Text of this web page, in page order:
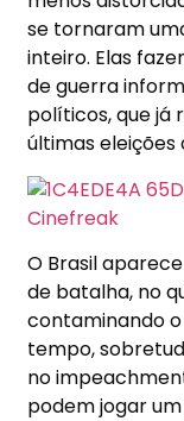
se tornaram
inteiro. Elas
de guerra
políticos, que já
últimas eleições
O Brasil
de batalha, no
contaminando
tempo,
no
podem jogar